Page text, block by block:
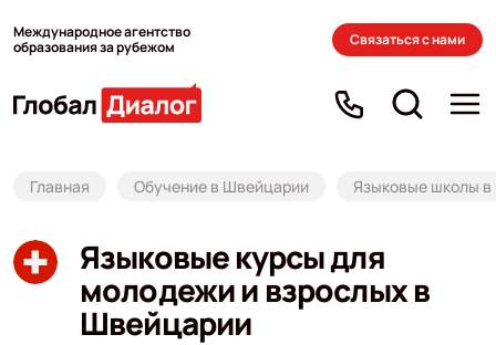
Международное агентство
образования за рубежом
Связаться с нами
Главная Обучение в Швейцарии Языковые школы
Языковые курсы для
молодежи и взрослых в
Швейцарии